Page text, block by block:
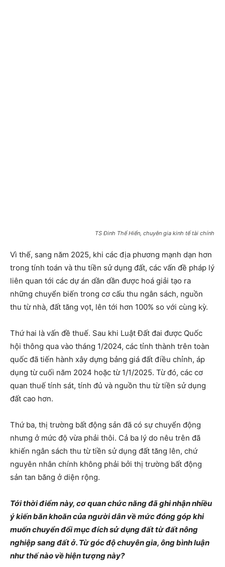
TS Đinh Thế Hiển, chuyên gia kinh tế tài chính
Vì thế, sang năm 2025, khi các địa phương mạnh dạn hơn
trong tính toán và thu tiền sử dụng đất, các vấn đề pháp lý
liên quan tới các dự án dần dần được hoá giải tạo ra
những chuyển biến trong cơ cấu thu ngân sách, nguồn
thu từ nhà, đất tăng vọt, lên tới hơn 100% so với cùng kỳ.
Thứ hai là vấn đề thuế. Sau khi Luật Đất đai được Quốc
hội thông qua vào tháng 1/2024, các tỉnh thành trên toàn
quốc đã tiến hành xây dựng bảng giá đất điều chỉnh, áp
dụng từ cuối năm 2024 hoặc từ 1/1/2025. Từ đó, các cơ
quan thuế tính sát, tính đủ và nguồn thu từ tiền sử dụng
đất cao hơn.
Thứ ba, thị trường bất động sản đã có sự chuyển động
nhưng ở mức độ vừa phải thôi. Cả ba lý do nêu trên đã
khiến ngân sách thu từ tiền sử dụng đất tăng lên, chứ
nguyên nhân chính không phải bởi thị trường bất động
sản tan băng ở diện rộng.
Tới thời điểm này, cơ quan chức năng đã ghi nhận nhiều
ý kiến băn khoăn của người dân về mức đóng góp khi
muốn chuyển đổi mục đích sử dụng đất từ đất nông
nghiệp sang đất ở. Từ góc độ chuyên gia, ông bình luận
như thế nào về hiện tượng này?